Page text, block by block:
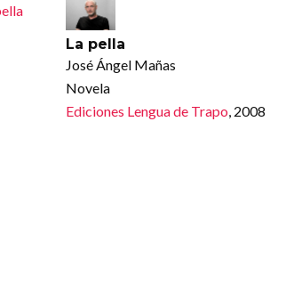
La pella
José Ángel Mañas
Novela
Ediciones Lengua de Trapo, 2008